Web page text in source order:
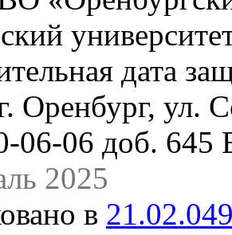
дата
Оренбург, ул.
06-06 доб. 645
2025
в